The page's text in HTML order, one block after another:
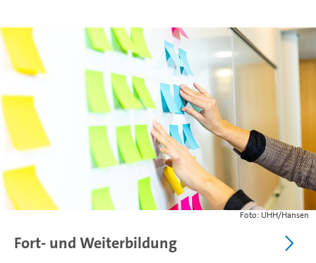
Foto: UHH/Hansen
Fort- und Weiterbildung